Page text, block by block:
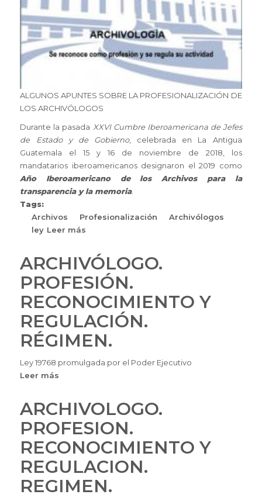
ALGUNOS APUNTES SOBRE LA PROFESIONALIZACIÓN DE
LOS ARCHIVÓLOGOS
Durante la pasada XXVI Cumbre Iberoamericana de Jefes
de Estado y de Gobierno, celebrada en La Antigua
Guatemala el 15 y 16 de noviembre de 2018, los
mandatarios iberoamericanos designaron el 2019 como
Año Iberoamericano de los Archivos para la
transparencia y la memoria.
Tags:
Archivos
Profesionalización
Archivólogos
ley Leer más
APUNTES
SOBRE
LA
PROFESIONALIZACIÓN
DE
LOS
ARCHIVÓLOGOS
ARCHIVÓLOGO.
PROFESIÓN.
RECONOCIMIENTO Y
REGULACIÓN.
RÉGIMEN.
Ley 19768 promulgada por el Poder Ejecutivo
Leer más
PROFESIÓN.
RECONOCIMIENTO
Y
REGULACIÓN.
RÉGIMEN.
ARCHIVOLOGO.
PROFESION.
RECONOCIMIENTO Y
REGULACION.
REGIMEN.